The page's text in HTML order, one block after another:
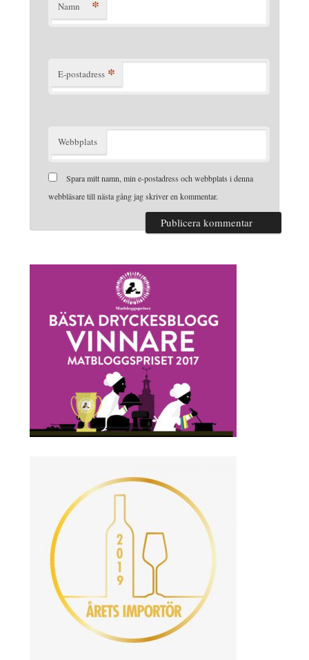
Namn *
E-postadress *
Webbplats
Spara mitt namn, min e-postadress och webbplats i denna
webbläsare till nästa gång jag skriver en kommentar.